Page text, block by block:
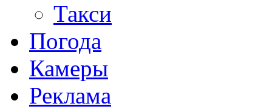
Такси
Погода
Камеры
Реклама